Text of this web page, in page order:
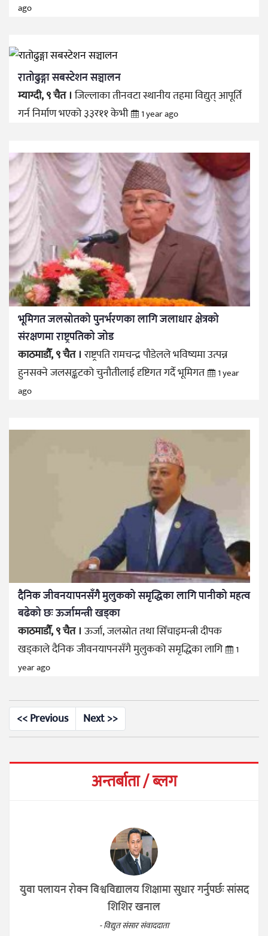
ago
रातोढुङ्गा सबस्टेशन सञ्चालन
म्याग्दी, ९ चैत ।जिल्लाका तीनवटा स्थानीय तहमा विद्युत् आपूर्ति
गर्न निर्माण भएको ३३र११ केभी
1 year ago
भूमिगत जलस्रोतको पुनर्भरणका लागि जलाधार क्षेत्रको
संरक्षणमा राष्ट्रपतिको जोड
काठमाडौँ, ९ चैत ।राष्ट्रपति रामचन्द्र पौडेलले भविष्यमा उत्पन्न
हुनसक्ने जलसङ्कटको चुनौतीलाई दृष्टिगत गर्दै भूमिगत
1 year
ago
दैनिक जीवनयापनसँगै मुलुकको समृद्धिका लागि पानीको महत्व
बढेको छः ऊर्जामन्त्री खड्का
काठमाडौँ, ९ चैत ।ऊर्जा, जलस्रोत तथा सिँचाइमन्त्री दीपक
खड्काले दैनिक जीवनयापनसँगै मुलुकको समृद्धिका लागि
1
year ago
<< Previous Next >>
अन्तर्बाता / ब्लग
युवा पलायन रोक्न विश्वविद्यालय शिक्षामा सुधार गर्नुपर्छः सांसद
शिशिर खनाल
- विद्युत संसार संवाददाता